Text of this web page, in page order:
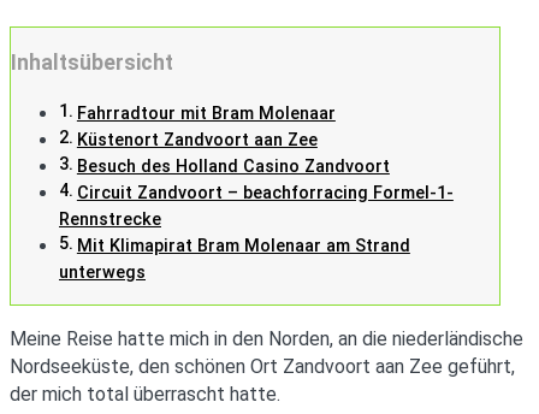
Inhaltsübersicht
Fahrradtour mit Bram Molenaar
Küstenort Zandvoort aan Zee
Besuch des Holland Casino Zandvoort
Circuit Zandvoort – beachforracing Formel-1-
Rennstrecke
Mit Klimapirat Bram Molenaar am Strand
unterwegs
Meine Reise hatte mich in den Norden, an die niederländische
Nordseeküste, den schönen Ort Zandvoort aan Zee geführt,
der mich total überrascht hatte.